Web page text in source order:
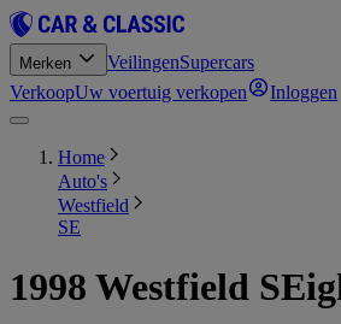
Merken VeilingenSupercars
VerkoopUw voertuig verkopen Inloggen
Home
Auto's
Westfield
SE
1998 Westfield